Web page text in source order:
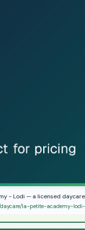
- Lodi — a licensed
la-petite-academy-